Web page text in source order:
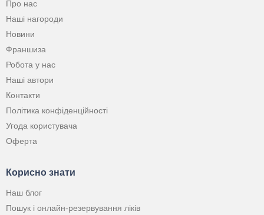
Про нас
Наші нагороди
Новини
Франшиза
Робота у нас
Наші автори
Контакти
Політика конфіденційності
Угода користувача
Оферта
Корисно знати
Наш блог
Пошук і онлайн-резервування ліків